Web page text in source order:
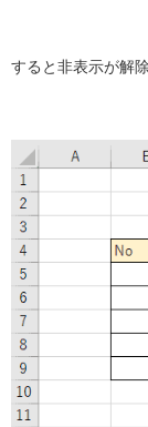
すると非表示が解